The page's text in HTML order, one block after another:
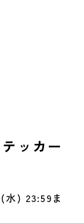
ッカー
水) 23:59ま